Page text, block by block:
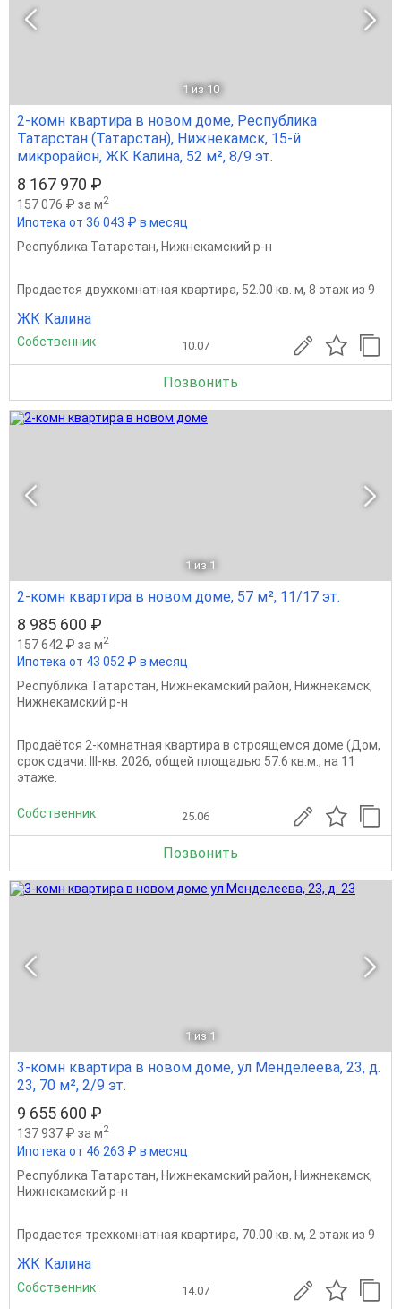
1 из 10
2-комн квартира в новом доме, Республика
Татарстан (Татарстан), Нижнекамск, 15-й
микрорайон, ЖК Калина, 52 м², 8/9 эт.
8 167 970 ₽
157 076 ₽ за м2
Ипотека от 36 043 ₽ в месяц
Республика Татарстан, Нижнекамский р-н
Продается двухкомнатная квартира, 52.00 кв. м, 8 этаж из 9
ЖК Калина
Собственник 10.07
Позвонить
1 из 1
2-комн квартира в новом доме, 57 м², 11/17 эт.
8 985 600 ₽
157 642 ₽ за м2
Ипотека от 43 052 ₽ в месяц
Республика Татарстан, Нижнекамский район, Нижнекамск,
Нижнекамский р-н
Продаётся 2-комнатная квартира в строящемся доме (Дом,
срок сдачи: III-кв. 2026, общей площадью 57.6 кв.м., на 11
этаже.
Собственник 25.06
Позвонить
1 из 1
3-комн квартира в новом доме, ул Менделеева, 23, д.
23, 70 м², 2/9 эт.
9 655 600 ₽
137 937 ₽ за м2
Ипотека от 46 263 ₽ в месяц
Республика Татарстан, Нижнекамский район, Нижнекамск,
Нижнекамский р-н
Продается трехкомнатная квартира, 70.00 кв. м, 2 этаж из 9
ЖК Калина
Собственник 14.07